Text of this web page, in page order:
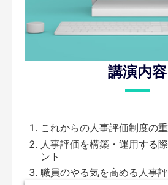
講演内容
これからの人事評価制度の
人事評価を構築・運用する
ント
職員のやる気を高める人事